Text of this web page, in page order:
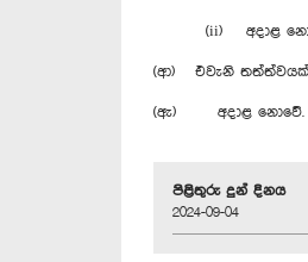
(ii) අදාළ
(ආ) එවැනි තත්ත්වයක්
(ඇ) අදාළ නොවේ.
පිළිතුරු දුන් දිනය
2024-09-04